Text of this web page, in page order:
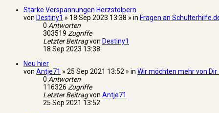
Starke Verspannungen Herzstolpern
von Destiny1 » 18 Sep 2023 13:38 » in Fragen an
0 Antworten
303519 Zugriffe
Letzter Beitragvon Destiny1
18 Sep 2023 13:38
Neu hier
von Antje71 » 25 Sep 2021 13:52 » in Wir möchten mehr von
0 Antworten
116326 Zugriffe
Letzter Beitragvon Antje71
25 Sep 2021 13:52